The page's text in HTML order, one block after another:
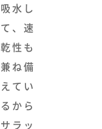
吸水し
て、速
乾性も
兼ね備
えてい
るから
サラッ